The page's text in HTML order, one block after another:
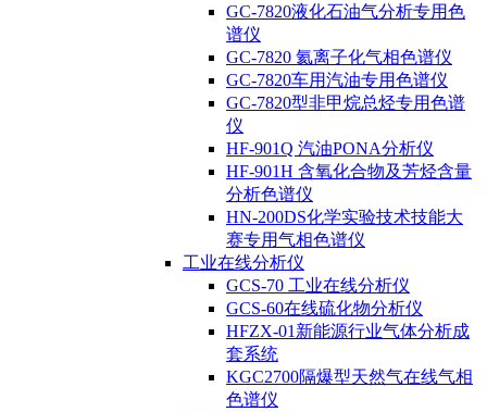
GC-7820液化石油气分析专用色
谱仪
GC-7820 氦离子化气相色谱仪
GC-7820车用汽油专用色谱仪
GC-7820型非甲烷总烃专用色谱
仪
HF-901Q 汽油PONA分析仪
HF-901H 含氧化合物及芳烃含量
分析色谱仪
HN-200DS化学实验技术技能大
赛专用气相色谱仪
工业在线分析仪
GCS-70 工业在线分析仪
GCS-60在线硫化物分析仪
HFZX-01新能源行业气体分析成
套系统
KGC2700隔爆型天然气在线气相
色谱仪